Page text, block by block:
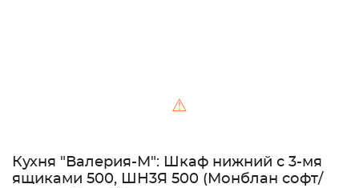
⚠
Кухня "Валерия-М": Шкаф нижний с 3-мя
ящиками 500, ШН3Я 500 (Монблан софт/